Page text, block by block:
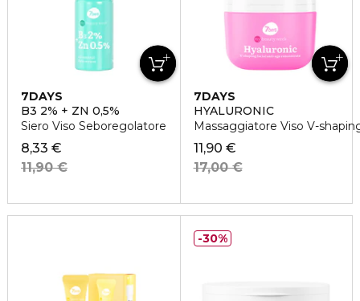
7DAYS
B3 2% + ZN 0,5%
Siero Viso Seboregolatore
8,33 €
11,90 €
7DAYS
HYALURONIC
Massaggiatore Viso V-
11,90 €
17,00 €
30%